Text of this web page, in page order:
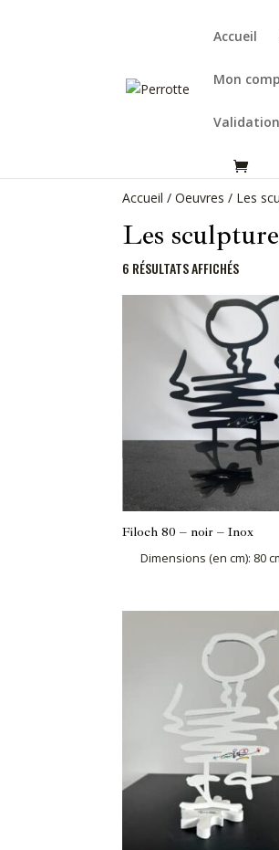
Accueil
Mon
Accueil /Oeuvres / Les
Les
6 RÉSULTATS AFFICHÉS
Filoch 80 – noir – Inox
Dimensions (en cm): 80